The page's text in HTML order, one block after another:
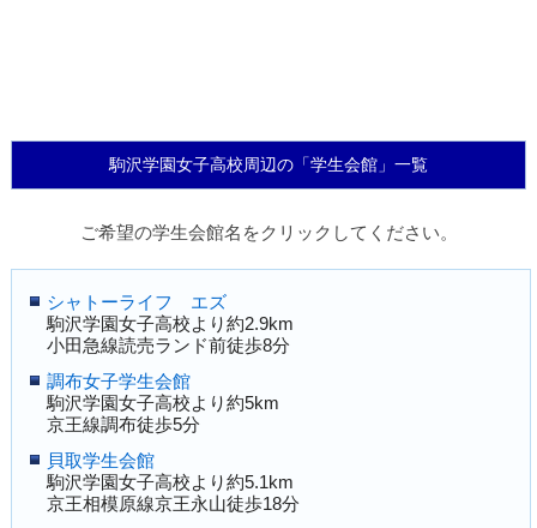
駒沢学園女子高校周辺の「学生会館」一覧
ご希望の学生会館名をクリックしてください。
シャトーライフ エズ
駒沢学園女子高校より約2.9km
小田急線読売ランド前徒歩8分
調布女子学生会館
駒沢学園女子高校より約5km
京王線調布徒歩5分
貝取学生会館
駒沢学園女子高校より約5.1km
京王相模原線京王永山徒歩18分